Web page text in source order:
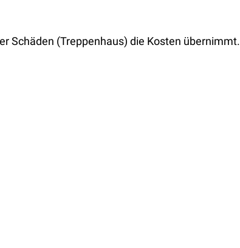
Schäden (Treppenhaus) die Kosten übernimmt.